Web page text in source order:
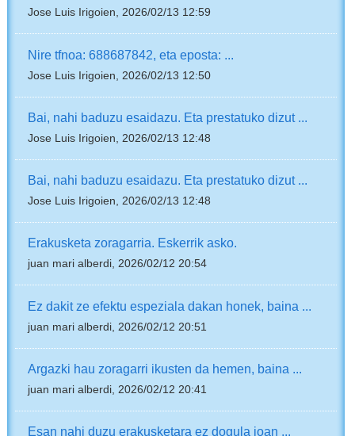
Jose Luis Irigoien, 2026/02/13 12:59
Nire tfnoa: 688687842, eta eposta: ...
Jose Luis Irigoien, 2026/02/13 12:50
Bai, nahi baduzu esaidazu. Eta prestatuko dizut ...
Jose Luis Irigoien, 2026/02/13 12:48
Bai, nahi baduzu esaidazu. Eta prestatuko dizut ...
Jose Luis Irigoien, 2026/02/13 12:48
Erakusketa zoragarria. Eskerrik asko.
juan mari alberdi, 2026/02/12 20:54
Ez dakit ze efektu espeziala dakan honek, baina ...
juan mari alberdi, 2026/02/12 20:51
Argazki hau zoragarri ikusten da hemen, baina ...
juan mari alberdi, 2026/02/12 20:41
Esan nahi duzu erakusketara ez dogula joan ...